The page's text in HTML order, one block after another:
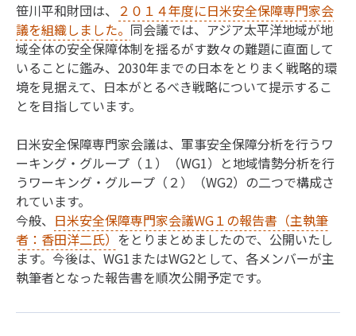
笹川平和財団は、 ２０１４年度に日米安全保障専門家会
議を組織しました。 同会議では、アジア太平洋地域が地
域全体の安全保障体制を揺るがす数々の難題に直面して
いることに鑑み、2030年までの日本をとりまく戦略的環
境を見据えて、日本がとるべき戦略について提示するこ
とを目指しています。
日米安全保障専門家会議は、軍事安全保障分析を行うワ
ーキング・グループ（１）（WG1）と地域情勢分析を行
うワーキング・グループ（２）（WG2）の二つで構成さ
れています。
今般、 日米安全保障専門家会議WG１の報告書（主執筆
者：香田洋二氏） をとりまとめましたので、公開いたし
ます。今後は、WG1またはWG2として、各メンバーが主
執筆者となった報告書を順次公開予定です。